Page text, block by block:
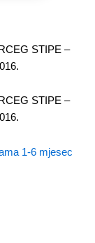
STIPE –
STIPE –
1-6 mjesec